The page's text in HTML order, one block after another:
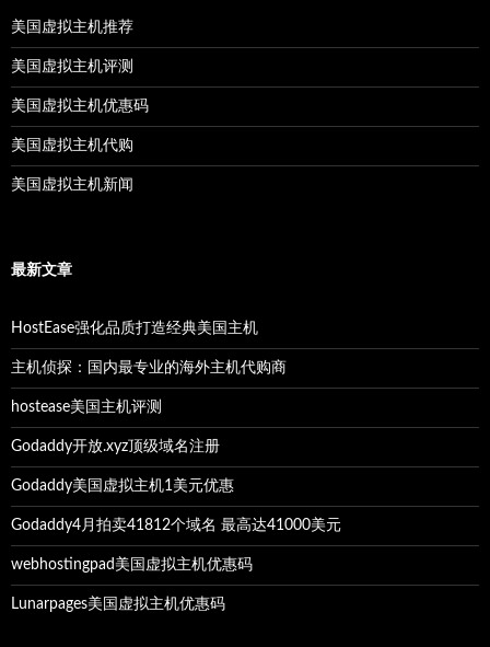
美国虚拟主机推荐
美国虚拟主机评测
美国虚拟主机优惠码
美国虚拟主机代购
美国虚拟主机新闻
最新文章
HostEase强化品质打造经典美国主机
主机侦探：国内最专业的海外主机代购商
hostease美国主机评测
Godaddy开放.xyz顶级域名注册
Godaddy美国虚拟主机1美元优惠
Godaddy4月拍卖41812个域名 最高达41000美元
webhostingpad美国虚拟主机优惠码
Lunarpages美国虚拟主机优惠码